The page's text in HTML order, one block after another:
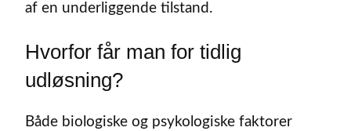
af en underliggende tilstand.
Hvorfor får man for tidlig
udløsning?
Både biologiske og psykologiske faktorer